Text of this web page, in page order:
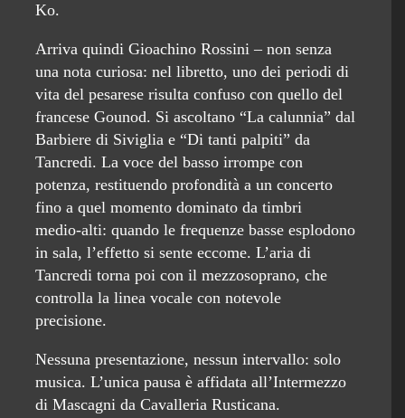
Ko.
Arriva quindi Gioachino Rossini – non senza
una nota curiosa: nel libretto, uno dei periodi di
vita del pesarese risulta confuso con quello del
francese Gounod. Si ascoltano “La calunnia” dal
Barbiere di Siviglia e “Di tanti palpiti” da
Tancredi. La voce del basso irrompe con
potenza, restituendo profondità a un concerto
fino a quel momento dominato da timbri
medio‑alti: quando le frequenze basse esplodono
in sala, l’effetto si sente eccome. L’aria di
Tancredi torna poi con il mezzosoprano, che
controlla la linea vocale con notevole
precisione.
Nessuna presentazione, nessun intervallo: solo
musica. L’unica pausa è affidata all’Intermezzo
di Mascagni da Cavalleria Rusticana.